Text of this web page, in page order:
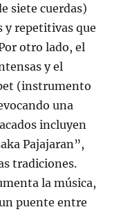
siete cuerdas)
y repetitivas que
otro lado, el
y el
(instrumento
una
incluyen
Pajajaran”,
tradiciones.
la música,
puente entre